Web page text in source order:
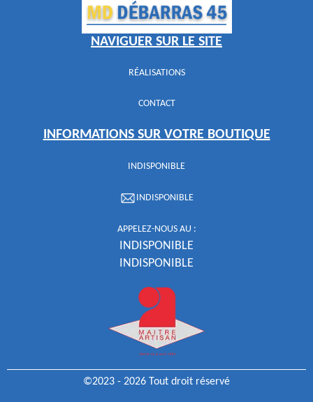
NAVIGUER SUR LE SITE
RÉALISATIONS
CONTACT
INFORMATIONS SUR VOTRE BOUTIQUE
INDISPONIBLE
INDISPONIBLE
APPELEZ-NOUS AU :
INDISPONIBLE
INDISPONIBLE
©2023 - 2026 Tout droit réservé